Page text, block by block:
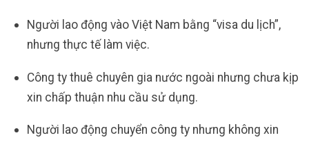
Người lao động vào Việt Nam bằng “visa du lịch”,
nhưng thực tế làm việc.
Công ty thuê chuyên gia nước ngoài nhưng chưa kịp
xin chấp thuận nhu cầu sử dụng.
Người lao động chuyển công ty nhưng không xin